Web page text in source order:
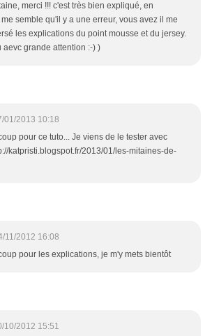
merci !!! c'est très bien expliqué, en
semble qu'il y a une erreur, vous avez il me
les explications du point mousse et du jersey.
aevc grande attention :-) )
01/2013 10:18
pour ce tuto... Je viens de le tester avec
katpristi.blogspot.fr/2013/01/les-mitaines-de-
11/2012 16:08
pour les explications, je m'y mets bientôt
10/2012 15:51